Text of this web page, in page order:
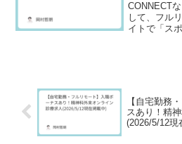
CONNECT
して、フル
イトで「ス
【自宅勤務
スあり！精
(2026/5/12現